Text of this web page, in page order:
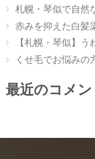
札幌・琴似で自然
赤みを抑えた白髪
【札幌・琴似】
くせ毛でお悩みの
最近のコメン